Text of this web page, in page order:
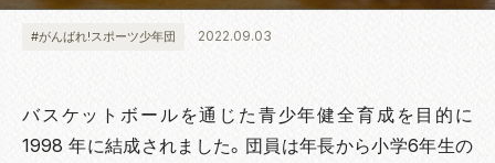
#がんばれ!スポーツ少年団 2022.09.03
バスケットボールを通じた青少年健全育成を目的に
1998 年に結成されました。団員は年長から小学6年生の